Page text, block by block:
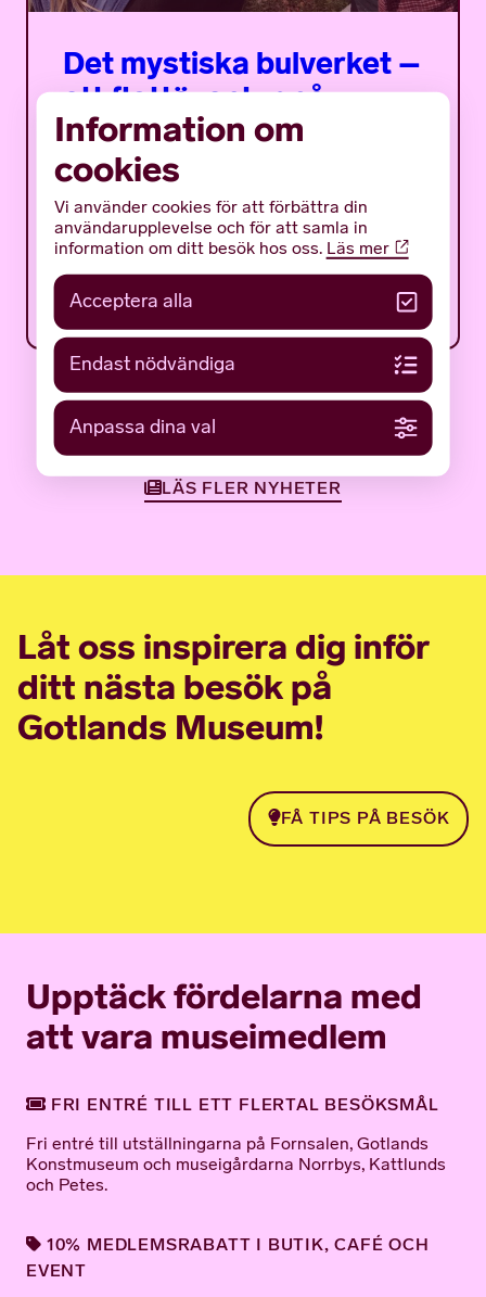
Det mystiska bulverket –
ett flottäventyr på
träsket
Det mystiska bulverket är ett sommarprogram
för ungdomar med fokus på en av Gotlands
mäktigaste och mest gåtfulla fornlämningar:
det tidigmedeltida bulverket på botten av...
NYHETER
LÄS FLER NYHETER
Låt oss inspirera dig inför
ditt nästa besök på
Gotlands Museum!
FÅ TIPS PÅ BESÖK
Upptäck fördelarna med
att vara museimedlem
FRI ENTRÉ TILL ETT FLERTAL BESÖKSMÅL
Fri entré till utställningarna på Fornsalen, Gotlands
Konstmuseum och museigårdarna Norrbys, Kattlunds
och Petes.
10% MEDLEMSRABATT I BUTIK, CAFÉ OCH
EVENT
Information om
cookies
Vi använder cookies för att förbättra din
användarupplevelse och för att samla in
information om ditt besök hos oss. Läs mer
Acceptera alla
Endast nödvändiga
Anpassa dina val